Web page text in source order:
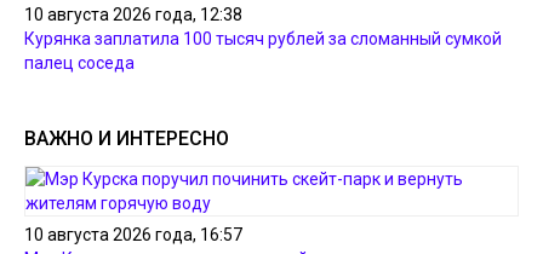
10 августа 2026 года, 12:38
Курянка заплатила 100 тысяч рублей за сломанный сумкой
палец соседа
ВАЖНО И ИНТЕРЕСНО
10 августа 2026 года, 16:57